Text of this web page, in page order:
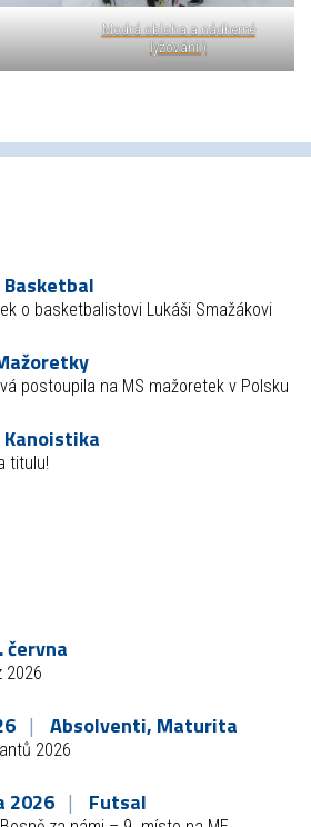
Modrá obloha a nádherné
lyžování:)
Basketbal
o basketbalistovi Lukáši Smažákovi
postoupila na MS mažoretek v Polsku
Kanoistika
titulu!
června
2026
Absolventi, Maturita
2026
2026 Futsal